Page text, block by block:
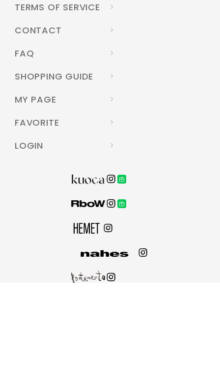
TERMS OF SERVICE
CONTACT
FAQ
SHOPPING GUIDE
MY PAGE
FAVORITE
LOGIN